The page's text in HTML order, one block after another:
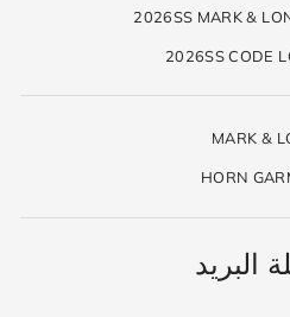
2026SS MARK &
2026SS CODE
MARK &
HORN
البريد